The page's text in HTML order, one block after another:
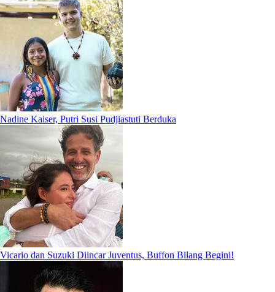
Nadine Kaiser, Putri Susi Pudjiastuti Berduka
Vicario dan Suzuki Diincar Juventus, Buffon Bilang Begini!